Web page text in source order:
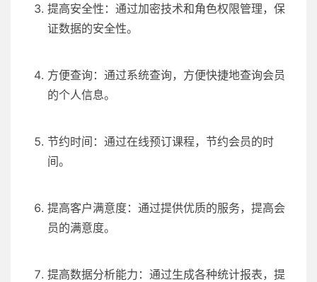
提高安全性：通过加密技术和角色权限管理，保
证数据的安全性。
方便查询：通过系统查询，方便快捷地查询会员
的个人信息。
节约时间：通过在线预订课程，节约会员的时
间。
提高客户满意度：通过提供优质的服务，提高会
员的满意度。
提高数据分析能力：通过生成各种统计报表，提